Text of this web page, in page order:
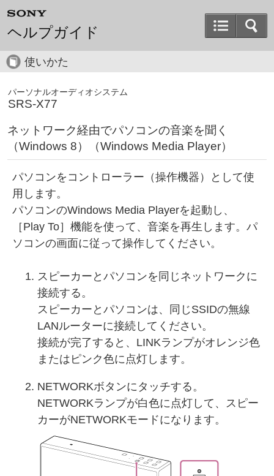
ヘルプガイド
使いかた
パーソナルオーディオシステム
SRS-X77
ネットワーク経由でパソコンの音楽を聞く
（Windows 8）（Windows Media Player）
パソコンをコントローラー（操作機器）として使
用します。
パソコンのWindows Media Playerを起動し、
［Play To］機能を使って、音楽を再生します。パ
ソコンの画面に従って操作してください。
スピーカーとパソコンを同じネットワークに
接続する。
スピーカーとパソコンは、同じSSIDの無線
LANルーターに接続してください。
接続が完了すると、LINKランプがオレンジ色
またはピンク色に点灯します。
NETWORKボタンにタッチする。
NETWORKランプが白色に点灯して、スピー
カーがNETWORKモードになります。